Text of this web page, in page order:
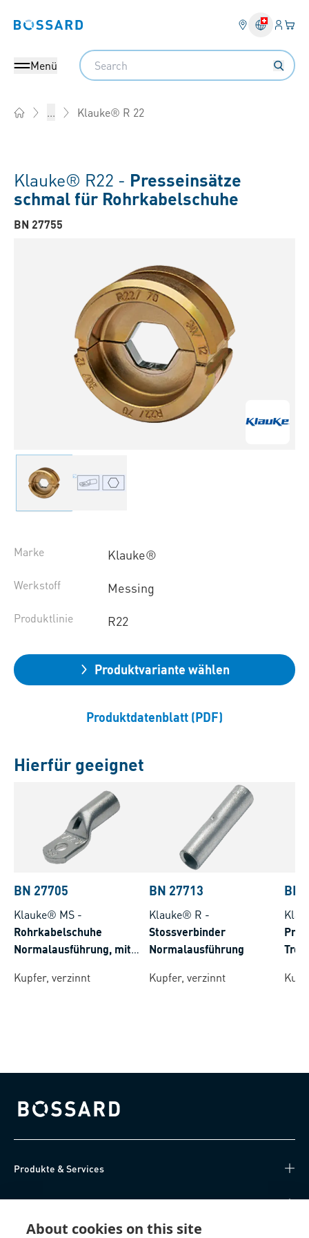
About cookies on this site
Bossard homepage Ihr
Menü
Search
... Klauke® R 22
Klauke® R22 - Presseinsätze
schmal für Rohrkabelschuhe
BN 27755
Marke Klauke®
Werkstoff Messing
Produktlinie R22
Produktvariante wählen
Produktdatenblatt (PDF)
Hierfür geeignet
BN 27705
Klauke® MS -
Rohrkabelschuhe
Normalausführung, mit
Kupfer, verzinnt
BN 27713
Klauke® R -
Stossverbinder
Normalausführung
Kupfer, verzinnt
BN
Bossard homepage
Produkte & Services
Wissen